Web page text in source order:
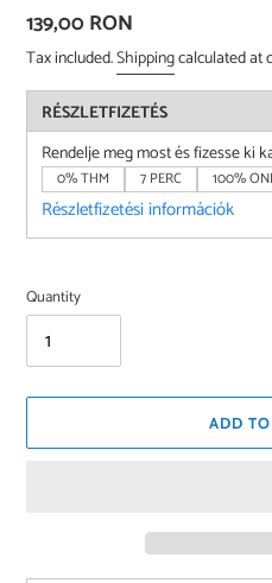
Regular
price
139,00 RON
Tax included.Shippingcalculated at
RÉSZLETFIZETÉS
Rendelje meg most és fizesse ki
0% THM 7 PERC 100%
Részletfizetési információk
Quantity
ADD